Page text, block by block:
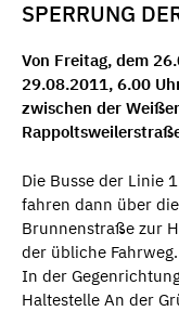
SPERRUNG
Von Freitag, dem
29.08.2011, 6.00
zwischen der
Die Busse der Linie
fahren dann über
Brunnenstraße zur
der übliche Fahrweg.
In der
Haltestelle An der